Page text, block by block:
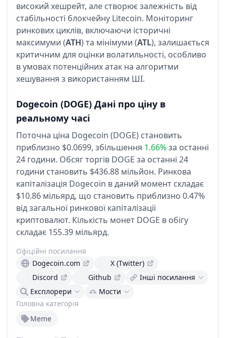
високий хешрейт, але створює залежність від
стабільності блокчейну Litecoin. Моніторинг
ринкових циклів, включаючи історичні
максимуми (ATH) та мінімуми (ATL), залишається
критичним для оцінки волатильності, особливо
в умовах потенційних атак на алгоритми
хешування з використанням ШІ.
Dogecoin (DOGE) Дані про ціну в
реальному часі
Поточна ціна Dogecoin (DOGE) становить
приблизно $0.0699, збільшення 1.66%за останні
24 години. Обсяг торгів DOGE за останні 24
години становить $436.88 мільйон. Ринкова
капіталізація Dogecoin в даний момент складає
$10.86 мільярд, що становить приблизно 0.47%
від загальної ринкової капіталізації
криптовалют. Кількість монет DOGE в обігу
складає 155.39 мільярд.
Головна категорія
Meme
Офіційні посилання
Dogecoin.com
X (Twitter)
Discord
Github
Інші посилання
Експлорери
Мости